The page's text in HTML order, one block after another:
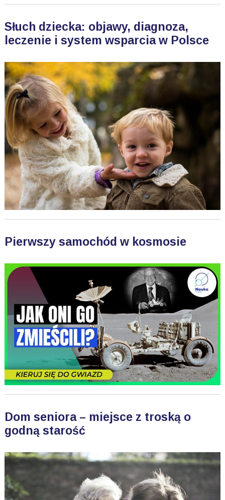
Słuch dziecka: objawy, diagnoza,
leczenie i system wsparcia w Polsce
Pierwszy samochód w kosmosie
Dom seniora – miejsce z troską o
godną starość